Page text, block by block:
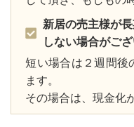
新居の売主様が
しない場合がござ
短い場合は２週間後
ます。
その場合は、現金化